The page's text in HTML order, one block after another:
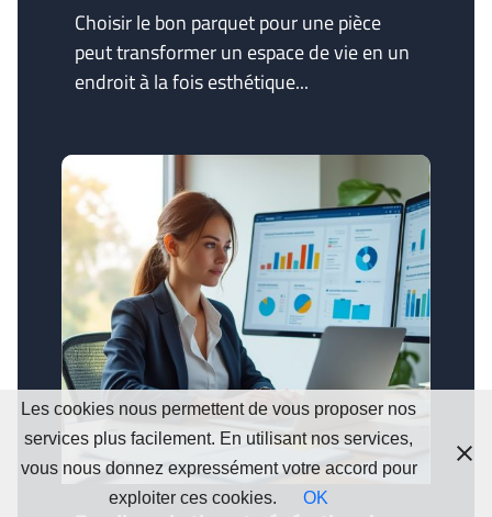
Choisir le bon parquet pour une pièce
peut transformer un espace de vie en un
endroit à la fois esthétique...
Les cookies nous permettent de vous proposer nos
services plus facilement. En utilisant nos services,
vous nous donnez expressément votre accord pour
exploiter ces cookies.
OK